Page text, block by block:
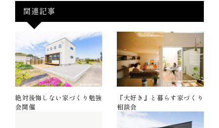
関連記事
絶対後悔しない家づくり勉強
会開催
『大好き』と暮らす家づくり
相談会